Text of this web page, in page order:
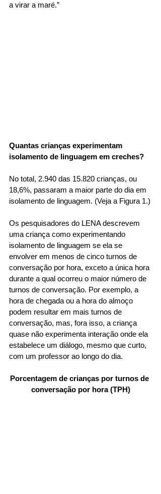
a virar a maré.”
Quantas crianças experimentam
isolamento de linguagem em creches?
No total, 2.940 das 15.820 crianças, ou
18,6%, passaram a maior parte do dia em
isolamento de linguagem. (Veja a Figura 1.)
Os pesquisadores do LENA descrevem
uma criança como experimentando
isolamento de linguagem se ela se
envolver em menos de cinco turnos de
conversação por hora, exceto a única hora
durante a qual ocorreu o maior número de
turnos de conversação. Por exemplo, a
hora de chegada ou a hora do almoço
podem resultar em mais turnos de
conversação, mas, fora isso, a criança
quase não experimenta interação onde ela
estabelece um diálogo, mesmo que curto,
com um professor ao longo do dia.
Porcentagem de crianças por turnos de
conversação por hora (TPH)